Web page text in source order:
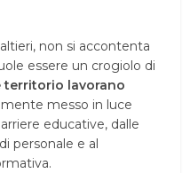
non si accontenta
essere un crogiolo di
territorio lavorano
messo in luce
educative, dalle
personale e al